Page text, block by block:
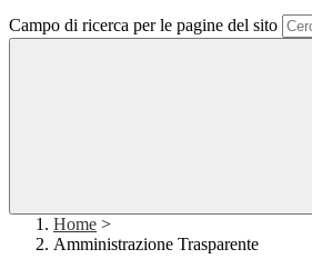
Campo di ricerca per le pagine del sito
Home >
Amministrazione Trasparente